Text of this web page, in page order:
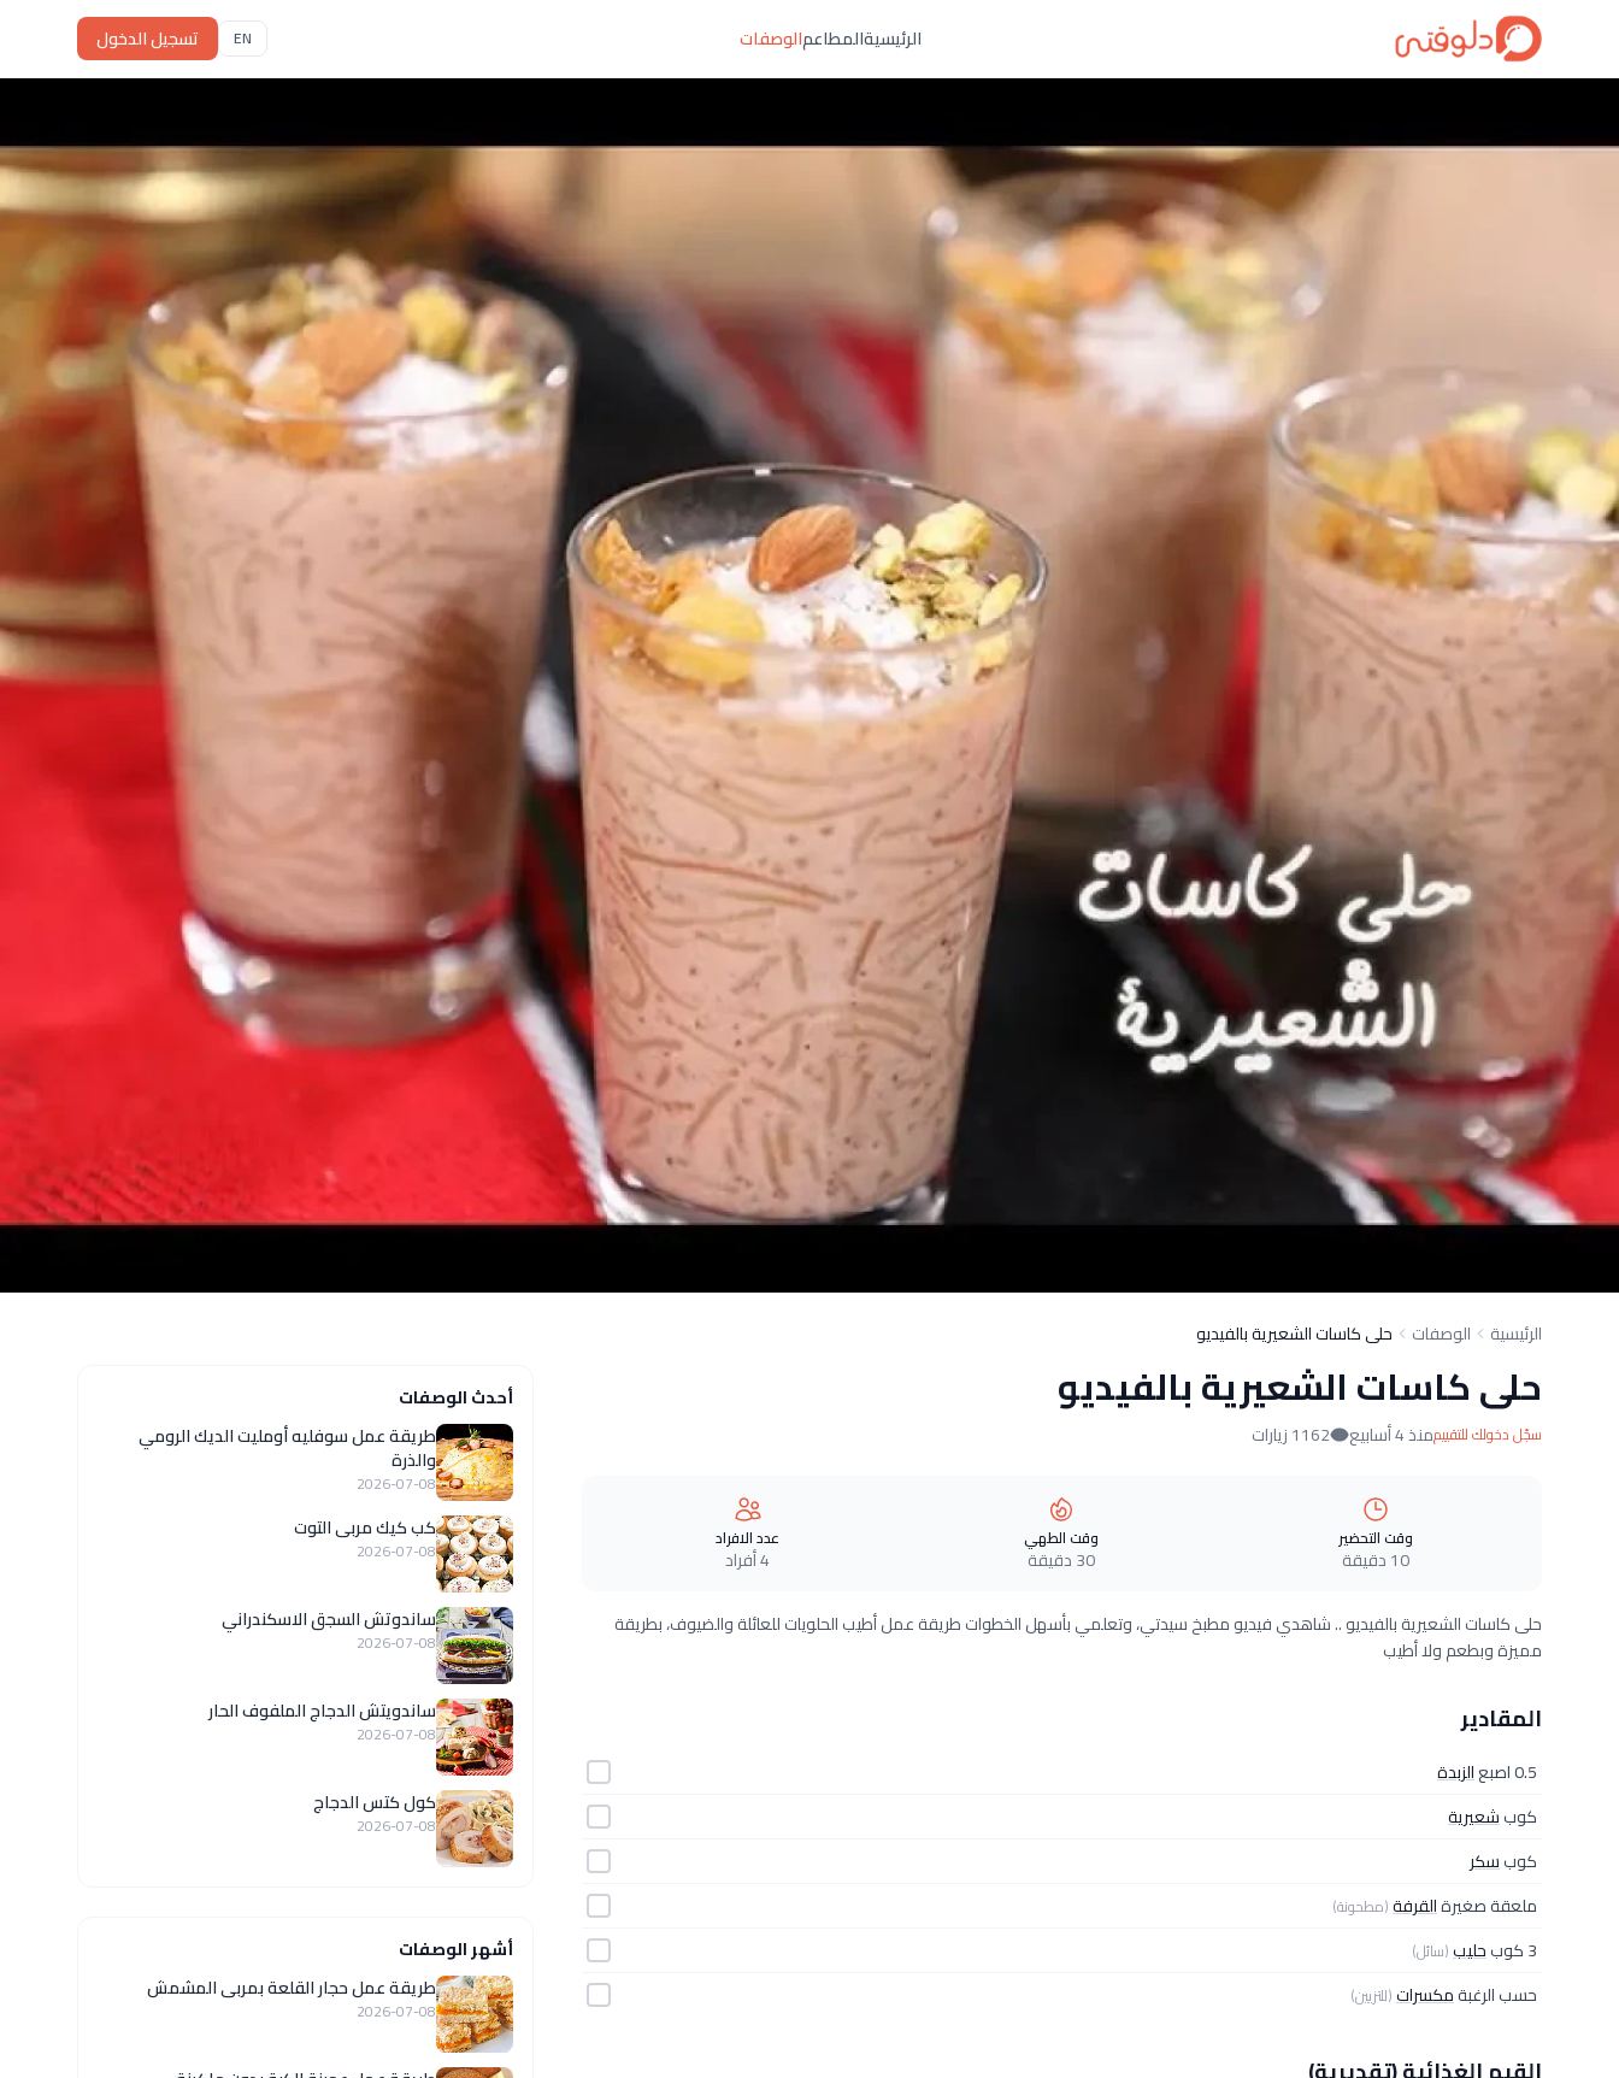
الرئيسيةالمطاعمالوصفات EN تسجيل الدخول
الرئيسية الوصفات حلى كاسات الشعيرية بالفيديو
حلى كاسات الشعيرية بالفيديو
سجّل دخولك للتقييممنذ 4 أسابيع 1162 زيارات
وقت التحضير
10 دقيقة
وقت الطهي
30 دقيقة
عدد الافراد
4 أفراد
حلى كاسات الشعيرية بالفيديو .. شاهدي فيديو مطبخ سيدتي، وتعلمي بأسهل الخطوات طريقة عمل أطيب الحلويات للعائلة والضيوف، بطريقة
مميزة وبطعم ولا أطيب
المقادير
0.5 اصبع
الزبدة
كوبشعيرية
كوبسكر
ملعقة صغيرةالقرفة(مطحونة)
3 كوب حليب(سائل)
حسب الرغبةمكسرات(للتزيين)
أحدث الوصفات
طريقة عمل سوفليه أومليت الديك الرومي
والذرة
2026-07-08
كب كيك مربى التوت
2026-07-08
ساندوتش السجق الاسكندراني
2026-07-08
ساندويتش الدجاج الملفوف الحار
2026-07-08
كول كتس الدجاج
2026-07-08
أشهر الوصفات
طريقة عمل حجار القلعة بمربى المشمش
2026-07-08